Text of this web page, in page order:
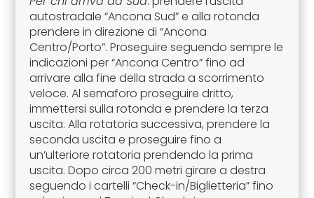
autostradale “Ancona Sud” e alla rotonda
prendere in direzione di “Ancona
Centro/Porto”. Proseguire seguendo sempre le
indicazioni per “Ancona Centro” fino ad
arrivare alla fine della strada a scorrimento
veloce. Al semaforo proseguire dritto,
immettersi sulla rotonda e prendere la terza
uscita. Alla rotatoria successiva, prendere la
seconda uscita e proseguire fino a
un’ulteriore rotatoria prendendo la prima
uscita. Dopo circa 200 metri girare a destra
seguendo i cartelli “Check-in/Biglietteria” fino